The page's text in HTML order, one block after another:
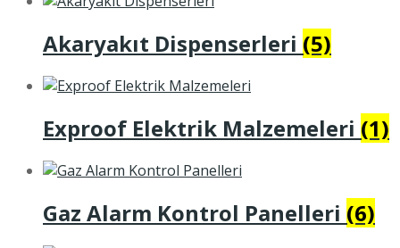
Akaryakıt Dispenserleri (5)
Exproof Elektrik Malzemeleri (1)
Gaz Alarm Kontrol Panelleri (6)